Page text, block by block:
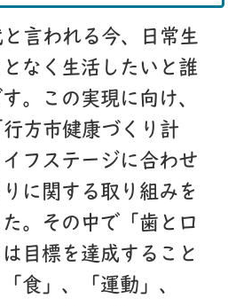
言われる今、日常生
なく生活したいと誰
。この実現に向け、
方市健康づくり計
フステージに合わせ
に関する取り組みを
。その中で「歯と口
目標を達成すること
食」、「運動」、